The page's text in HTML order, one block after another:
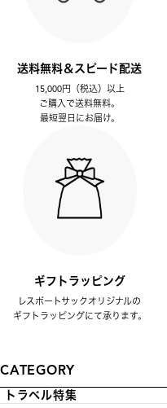
送料無料＆スピード配送
15,000円（税込）以上
ご購入で送料無料。
最短翌日にお届け。
ギフトラッピング
レスポートサックオリジナルの
ギフトラッピングにて承ります。
CATEGORY
トラベル特集